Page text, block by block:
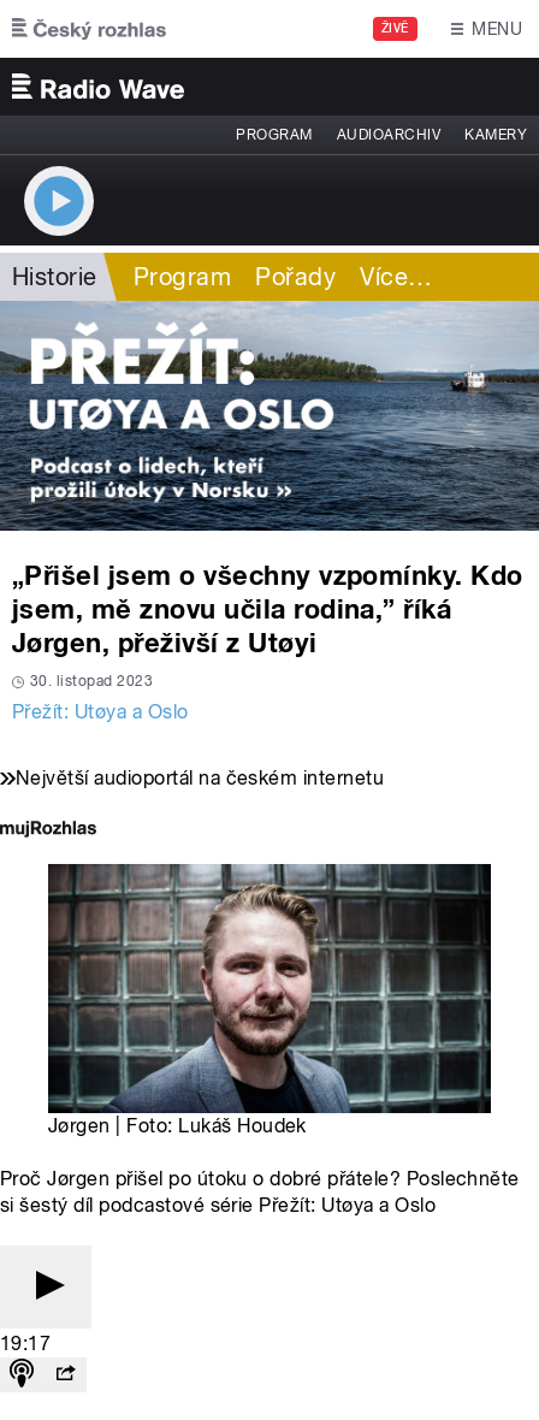
Přejít k hlavnímu obsahu
ŽIVĚ MENU
PROGRAM AUDIOARCHIV KAMERY
Historie Program Pořady Více…
„Přišel jsem o všechny vzpomínky. Kdo
jsem, mě znovu učila rodina,” říká
Jørgen, přeživší z Utøyi
30. listopad 2023
Přežít: Utøya a Oslo
Největší audioportál na českém internetu
Jørgen | Foto: Lukáš Houdek
Proč Jørgen přišel po útoku o dobré přátele? Poslechněte
si šestý díl podcastové série Přežít: Utøya a Oslo
19:17